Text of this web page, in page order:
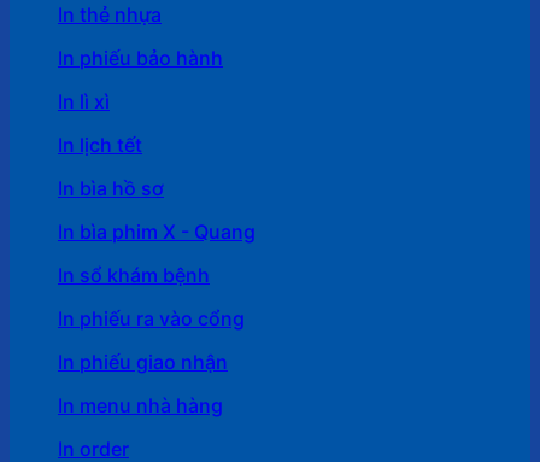
In thẻ nhựa
In phiếu bảo hành
In lì xì
In lịch tết
In bìa hồ sơ
In bìa phim X - Quang
In sổ khám bệnh
In phiếu ra vào cổng
In phiếu giao nhận
In menu nhà hàng
In order